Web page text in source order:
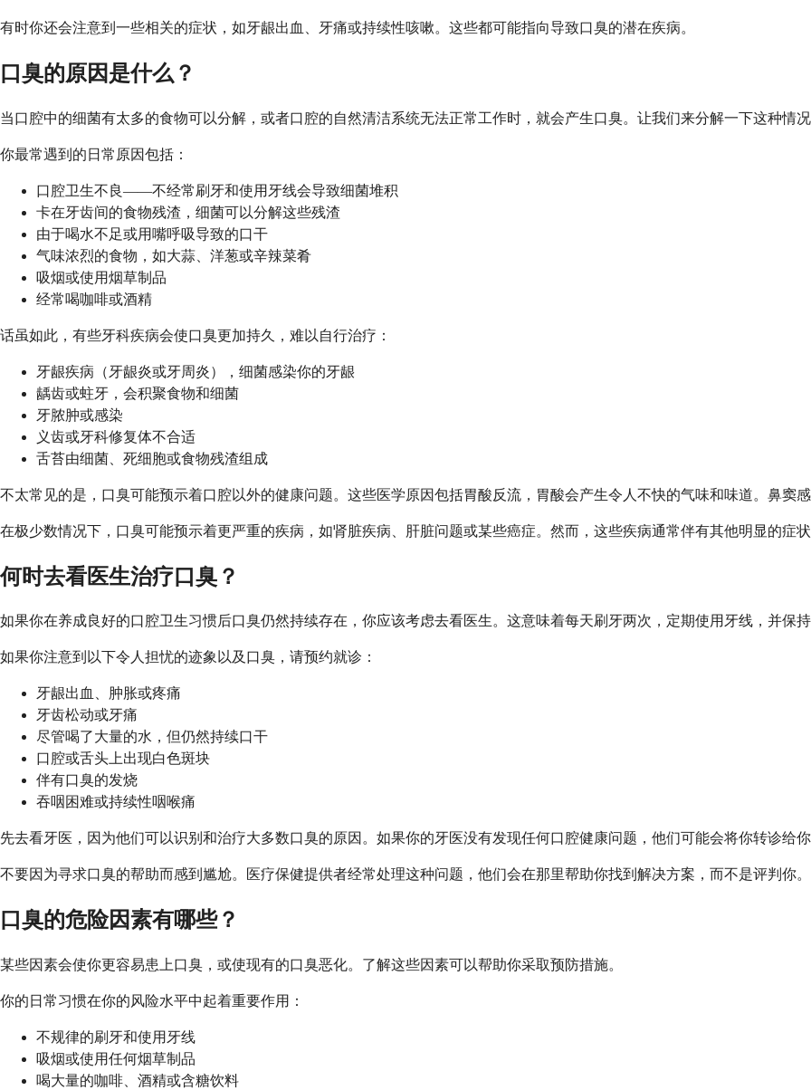
有时你还会注意到一些相关的症状，如牙龈出血、牙痛或持续性咳嗽。这些都可能指向导致口臭的潜在疾病。
口臭的原因是什么？
当口腔中的细菌有太多的食物可以分解，或者口腔的自然清洁系统无法正常工作时，就会产生口臭。让我们来分解一下这种情况
你最常遇到的日常原因包括：
口腔卫生不良——不经常刷牙和使用牙线会导致细菌堆积
卡在牙齿间的食物残渣，细菌可以分解这些残渣
由于喝水不足或用嘴呼吸导致的口干
气味浓烈的食物，如大蒜、洋葱或辛辣菜肴
吸烟或使用烟草制品
经常喝咖啡或酒精
话虽如此，有些牙科疾病会使口臭更加持久，难以自行治疗：
牙龈疾病（牙龈炎或牙周炎），细菌感染你的牙龈
龋齿或蛀牙，会积聚食物和细菌
牙脓肿或感染
义齿或牙科修复体不合适
舌苔由细菌、死细胞或食物残渣组成
不太常见的是，口臭可能预示着口腔以外的健康问题。这些医学原因包括胃酸反流，胃酸会产生令人不快的气味和味道。鼻窦
在极少数情况下，口臭可能预示着更严重的疾病，如肾脏疾病、肝脏问题或某些癌症。然而，这些疾病通常伴有其他明显的症
何时去看医生治疗口臭？
如果你在养成良好的口腔卫生习惯后口臭仍然持续存在，你应该考虑去看医生。这意味着每天刷牙两次，定期使用牙线，并保
如果你注意到以下令人担忧的迹象以及口臭，请预约就诊：
牙龈出血、肿胀或疼痛
牙齿松动或牙痛
尽管喝了大量的水，但仍然持续口干
口腔或舌头上出现白色斑块
伴有口臭的发烧
吞咽困难或持续性咽喉痛
先去看牙医，因为他们可以识别和治疗大多数口臭的原因。如果你的牙医没有发现任何口腔健康问题，他们可能会将你转诊给
不要因为寻求口臭的帮助而感到尴尬。医疗保健提供者经常处理这种问题，他们会在那里帮助你找到解决方案，而不是评判你。
口臭的危险因素有哪些？
某些因素会使你更容易患上口臭，或使现有的口臭恶化。了解这些因素可以帮助你采取预防措施。
你的日常习惯在你的风险水平中起着重要作用：
不规律的刷牙和使用牙线
吸烟或使用任何烟草制品
喝大量的咖啡、酒精或含糖饮料